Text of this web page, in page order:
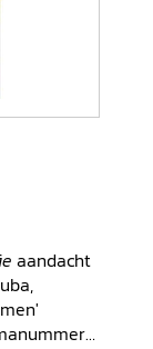
aandacht